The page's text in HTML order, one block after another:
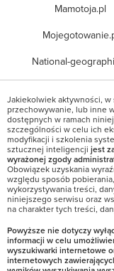
Mamotoja.pl
National-
Jakiekolwiek aktywności,
przechowywanie, lub inne
dostępnych w ramach
szczególności w celu ich
modyfikacji i szkolenia
sztucznej inteligencji jest
wyrażonej zgody
Obowiązek uzyskania
względu sposób
wykorzystywania treści,
niniejszego serwisu oraz
na charakter tych treści,
Powyższe nie dotyczy
informacji w celu
wyszukiwarki internetowe
internetowych